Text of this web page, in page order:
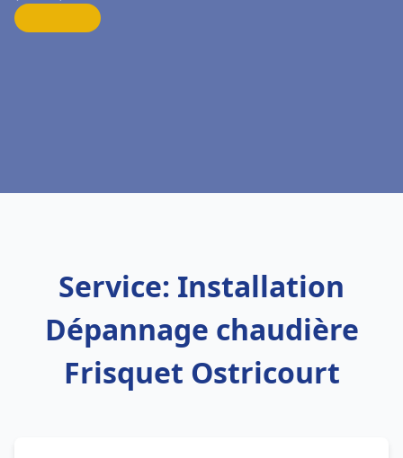
Service: Installation
Dépannage chaudière
Frisquet Ostricourt